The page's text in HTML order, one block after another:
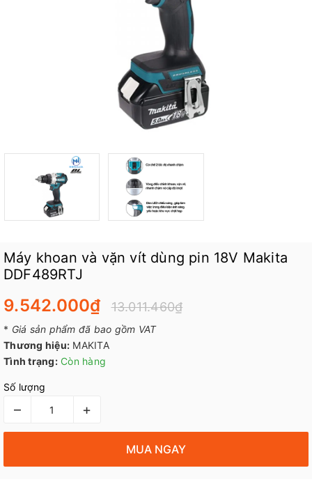
Máy khoan và vặn vít dùng pin 18V Makita
DDF489RTJ
9.542.000₫ 13.011.460₫
* Giá sản phẩm đã bao gồm VAT
Thương hiệu: MAKITA
Tình trạng: Còn hàng
Số lượng
– +
MUA NGAY